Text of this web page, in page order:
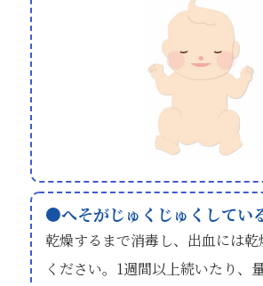
へそがじゅくじゅくしてい
乾燥するまで消毒し、出血には乾
ください。1週間以上続いたり、